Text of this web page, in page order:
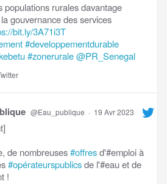
populations rurales davantage
gouvernance des services
bit.ly/3A71i3T
#developpementdurable
#zonerurale@PR_Senegal
@Eau_publique · 19 Avr 2023
de nombreuses#offresd'#emploi à
#opérateurspublicsde l'#eau et de
!